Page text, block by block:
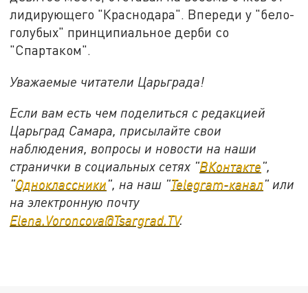
лидирующего "Краснодара". Впереди у "бело-
голубых" принципиальное дерби со
"Спартаком".
Уважаемые читатели Царьграда!
Если вам есть чем поделиться с редакцией
Царьград Самара, присылайте свои
наблюдения, вопросы и новости на наши
странички в социальных сетях "ВКонтакте",
"Одноклассники", на наш "Telegram-канал" или
на электронную почту
Elena.Voroncova@Tsargrad.TV.